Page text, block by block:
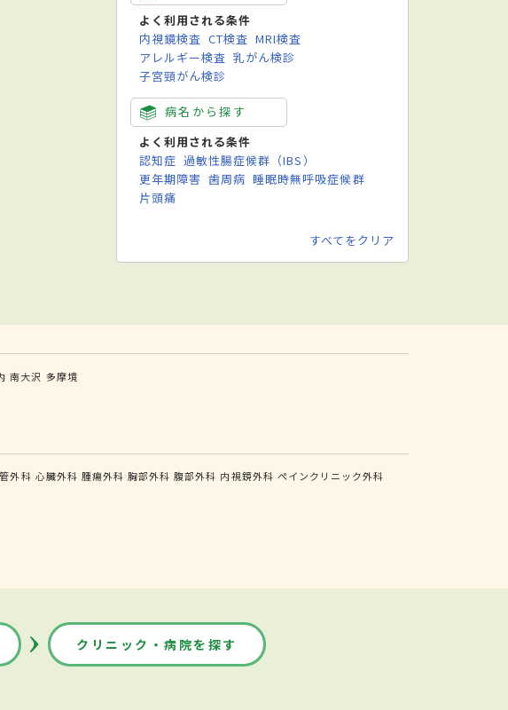
よく利用される条件
内視鏡検査 CT検査 MRI検査
アレルギー検査 乳がん検診
子宮頸がん検診
病名から探す
よく利用される条件
認知症 過敏性腸症候群（IBS）
更年期障害 歯周病 睡眠時無呼吸症候群
片頭痛
すべてをクリア
南大沢 多摩境
外科 心臓外科 腫瘍外科 胸部外科 腹部外科 内視鏡外科 ペインクリニック外科
クリニック・病院を探す